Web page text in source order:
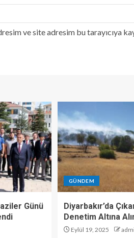
ve site adresim bu tarayıcıya
Günü
GÜNDEM
Diyarbakır’da
Denetim Altına
Eylül 19, 2025